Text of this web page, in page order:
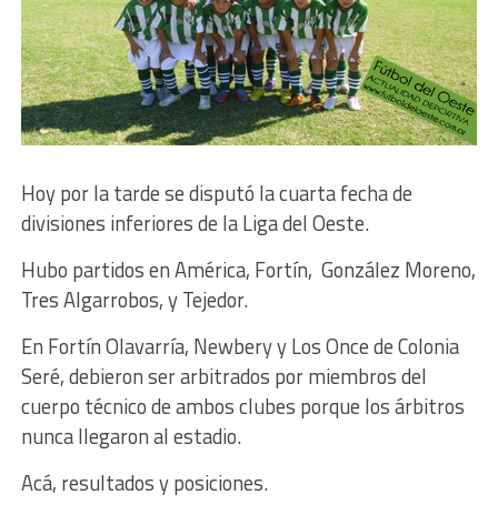
Hoy por la tarde se disputó la cuarta fecha de
divisiones inferiores de la Liga del Oeste.
Hubo partidos en América, Fortín, González Moreno,
Tres Algarrobos, y Tejedor.
En Fortín Olavarría, Newbery y Los Once de Colonia
Seré, debieron ser arbitrados por miembros del
cuerpo técnico de ambos clubes porque los árbitros
nunca llegaron al estadio.
Acá, resultados y posiciones.